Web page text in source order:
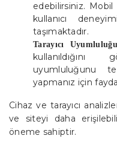
edebilirsiniz.
kullanıcı
taşımaktadır.
Tarayıcı Uyumluluğu
uyumluluğunu
yapmanız için
Cihaz ve tarayıcı
ve siteyi daha
öneme sahiptir.